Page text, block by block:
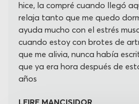
hice, la compré cuando llegó
relaja tanto que me quedo
ayuda mucho con el estrés
cuando estoy con brotes de
que me alivia, nunca había
que ya era hora después de
años
LEIRE MANCISIDOR